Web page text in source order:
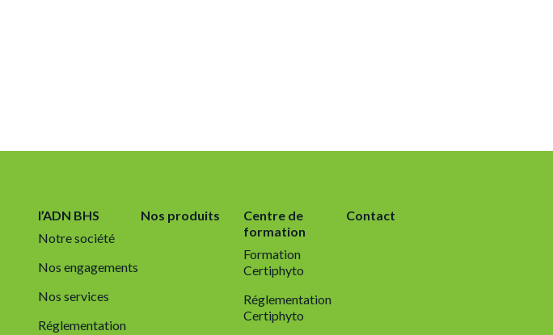
l’ADN BHS
Notre société
Nos engagements
Nos services
Réglementation
Nos produits
Centre de
formation
Formation
Certiphyto
Réglementation
Certiphyto
Contact